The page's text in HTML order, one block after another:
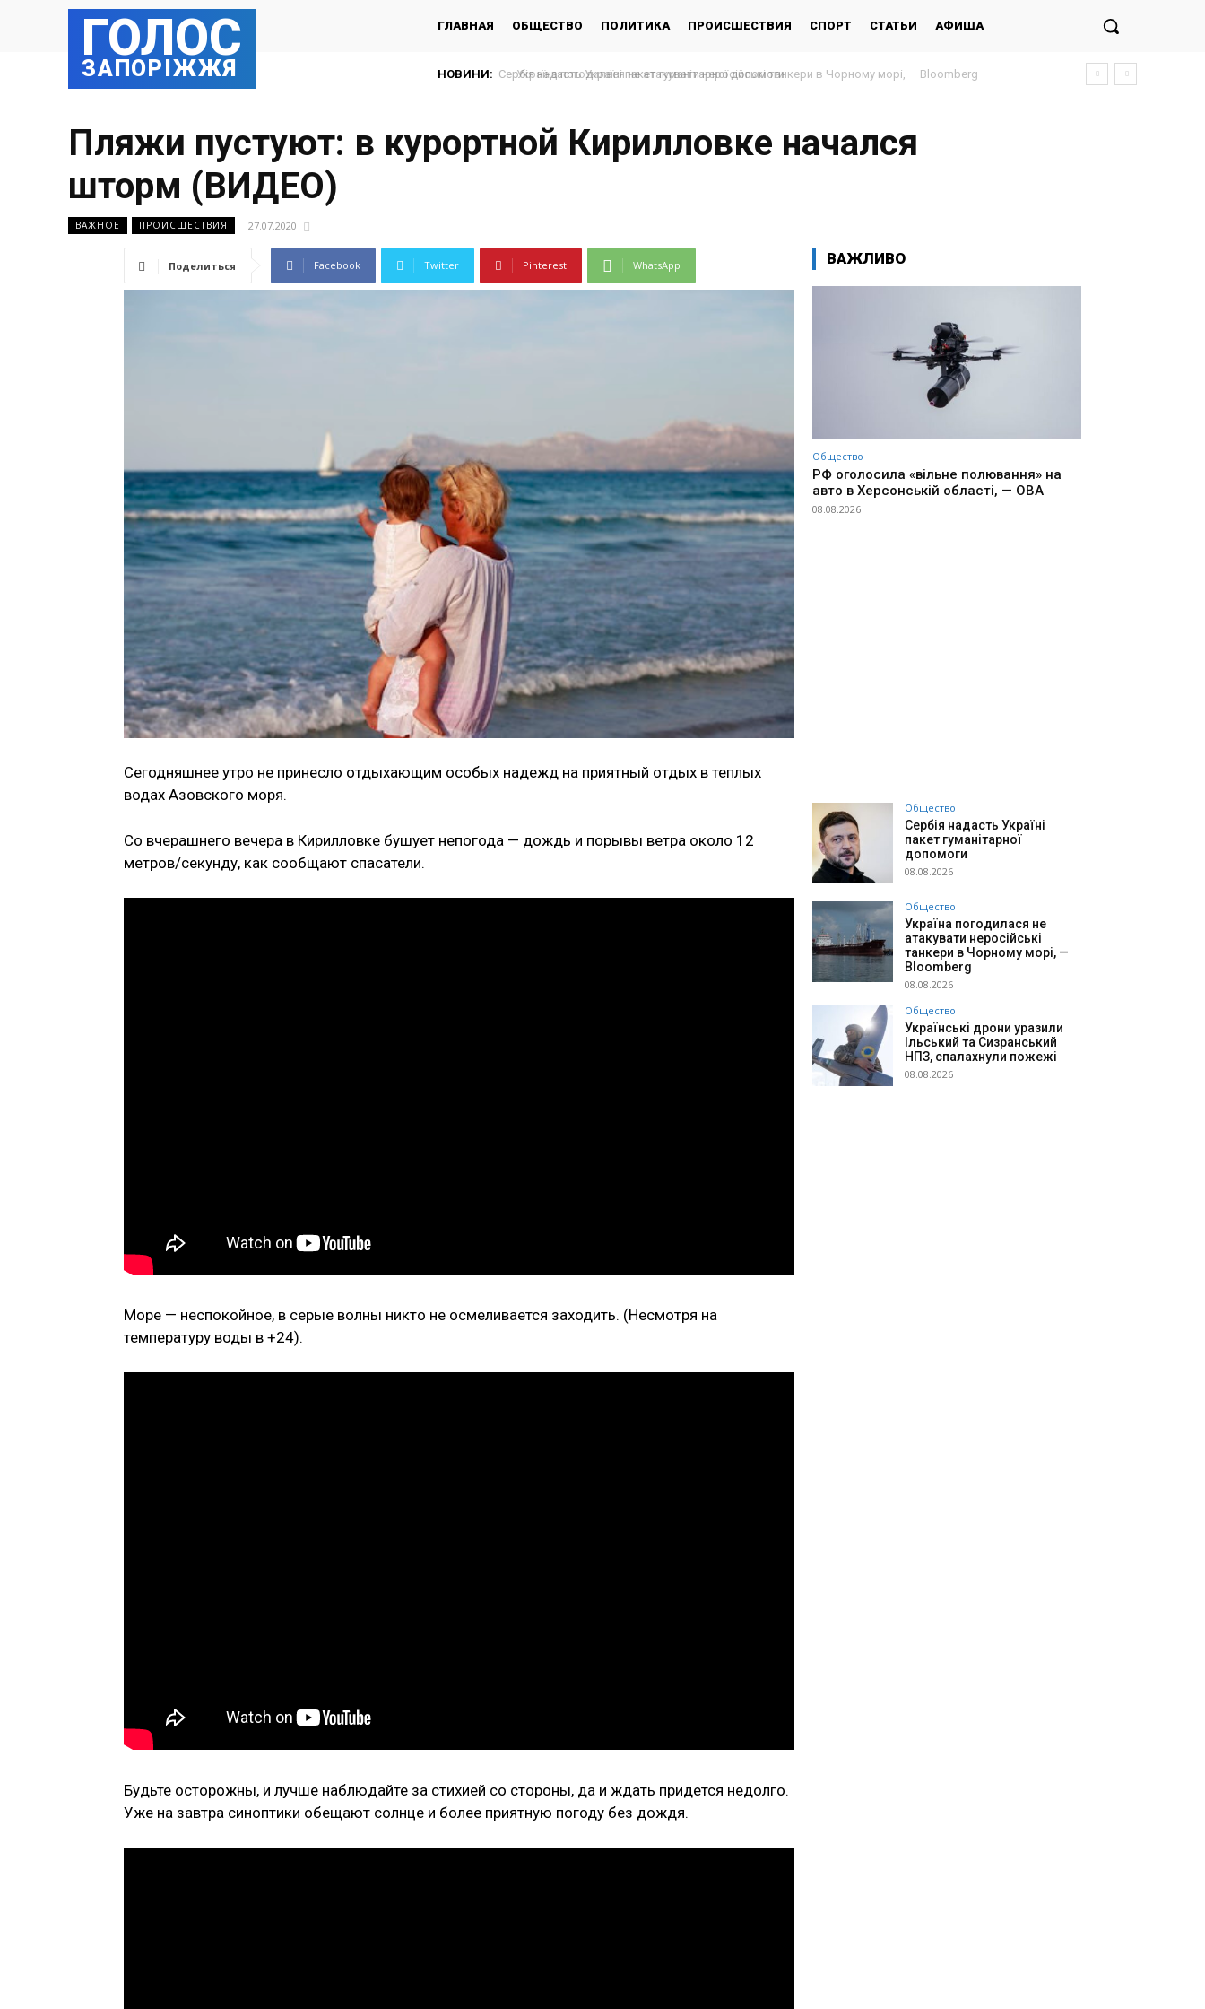
ГОЛОС
ЗАПОРІЖЖЯ
ГЛАВНАЯ ОБЩЕСТВО ПОЛИТИКА ПРОИСШЕСТВИЯ СПОРТ СТАТЬИ АФИША
НОВИНИ: Україна погодилася не атакувати неросійські танкери в Чорному морі, — Bloomberg
Пляжи пустуют: в курортной Кирилловке начался
шторм (ВИДЕО)
ВАЖНОЕ ПРОИСШЕСТВИЯ 27.07.2020
Поделиться Facebook Twitter Pinterest WhatsApp
Сегодняшнее утро не принесло отдыхающим особых надежд на приятный отдых в теплых
водах Азовского моря.
Со вчерашнего вечера в Кирилловке бушует непогода — дождь и порывы ветра около 12
метров/секунду, как сообщают спасатели.
Море — неспокойное, в серые волны никто не осмеливается заходить. (Несмотря на
температуру воды в +24).
Будьте осторожны, и лучше наблюдайте за стихией со стороны, да и ждать придется недолго.
Уже на завтра синоптики обещают солнце и более приятную погоду без дождя.
ВАЖЛИВО
Общество
РФ оголосила «вільне полювання» на
авто в Херсонській області, — ОВА
08.08.2026
Общество
Сербія надасть Україні
пакет гуманітарної
допомоги
08.08.2026
Общество
Україна погодилася не
атакувати неросійські
танкери в Чорному морі, —
Bloomberg
08.08.2026
Общество
Українські дрони уразили
Ільський та Сизранський
НПЗ, спалахнули пожежі
08.08.2026